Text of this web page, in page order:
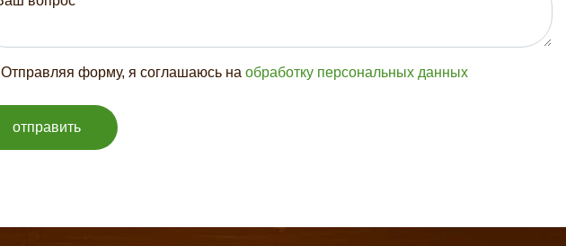
Отправляя форму, я соглашаюсь на обработку персональных данных
отправить